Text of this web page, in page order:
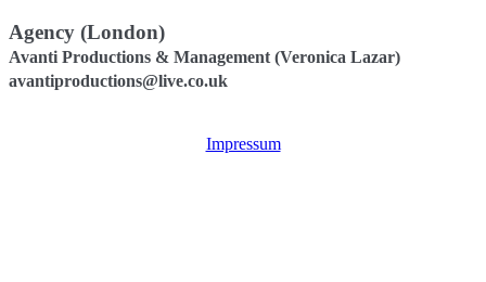
Agency (London)
Avanti Productions & Management (Veronica Lazar)
avantiproductions@live.co.uk
Impressum